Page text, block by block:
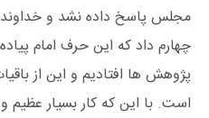
مجلس پاسخ داده نشد و
چهارم داد که این حرف امام
پژوهش ها افتادیم و این از
است. با این که کار بسیار عظیم